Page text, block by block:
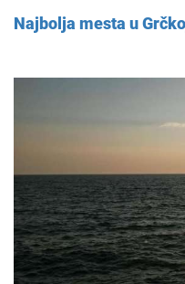
Najbolja mesta u